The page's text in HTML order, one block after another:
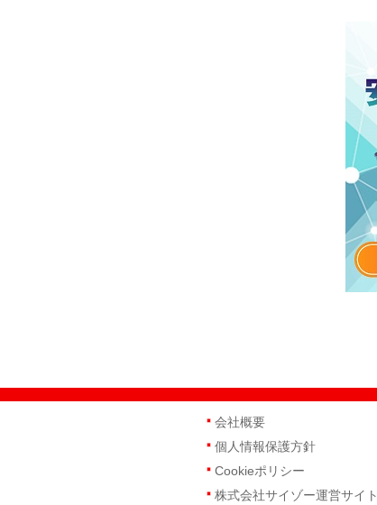
会社概要
個人情報保護方針
Cookieポリシー
株式会社サイゾー運営サイト